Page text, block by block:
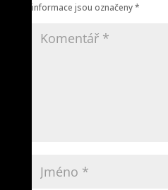
informace jsou označeny*